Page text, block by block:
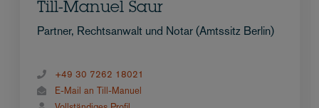
Till-Manuel Saur
Partner, Rechtsanwalt und Notar (Amtssitz Berlin)
+49 30 7262 18021
E-Mail an Till-Manuel